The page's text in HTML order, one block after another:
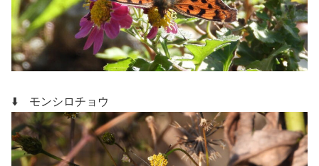
⬇️ モンシロチョウ